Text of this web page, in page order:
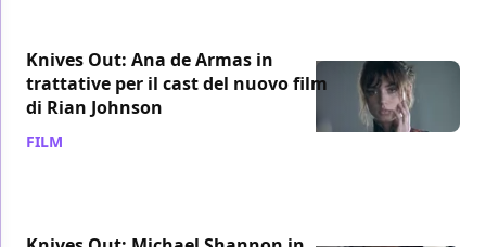
Knives Out: Ana de Armas in
trattative per il cast del nuovo film
di Rian Johnson
FILM